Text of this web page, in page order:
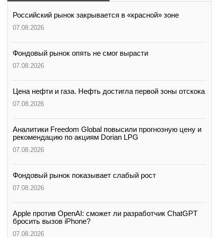
Российский рынок закрывается в «красной» зоне
07.08.2026
Фондовый рынок опять не смог вырасти
07.08.2026
Цена нефти и газа. Нефть достигла первой зоны отскока
07.08.2026
Аналитики Freedom Global повысили прогнозную цену и
рекомендацию по акциям Dorian LPG
07.08.2026
Фондовый рынок показывает слабый рост
07.08.2026
Apple против OpenAI: сможет ли разработчик ChatGPT
бросить вызов iPhone?
07.08.2026